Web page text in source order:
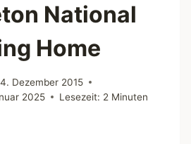
National
Home
Dezember 2015
2025 Lesezeit: 2 Minuten